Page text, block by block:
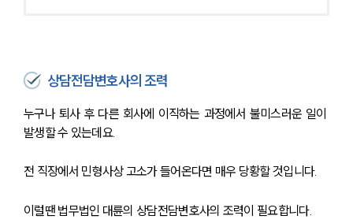
상담전담변호사의 조력
누구나 퇴사 후 다른 회사에 이직하는 과정에서 불미스러운 일이
발생할 수 있는데요.
전 직장에서 민형사상 고소가 들어온다면 매우 당황할 것입니다.
이럴땐 법무법인 대륜의 상담전담변호사의 조력이 필요합니다.